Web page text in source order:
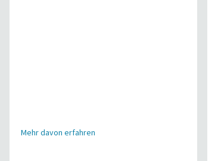
Mehr davon erfahren